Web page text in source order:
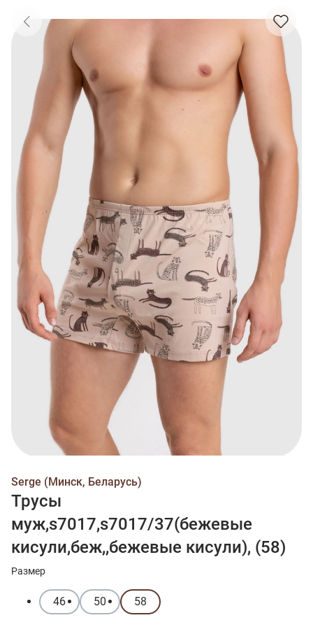
Serge (Минск, Беларусь)
Трусы
муж,s7017,s7017/37(бежевые
кисули,беж,,бежевые кисули), (58)
Размер
46 50 58